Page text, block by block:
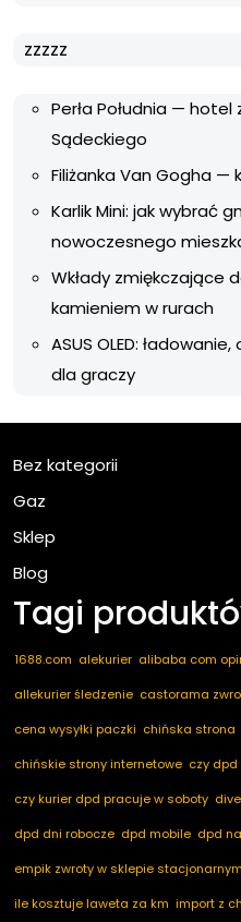
zzzzz
Perła Południa — hotel
Sądeckiego
Filiżanka Van Gogha —
Karlik Mini: jak wybrać
nowoczesnego
Wkłady zmiękczające
kamieniem w rurach
ASUS OLED:
dla graczy
Bez kategorii
Gaz
Sklep
Blog
Tagi
1688.com alekurier alibaba com
allekurier śledzenie castorama
cena wysyłki paczki chińska strona
chińskie strony internetowe czy
czy kurier dpd pracuje w soboty
dpd dni robocze dpd mobile dpd
empik zwroty w sklepie stacjonarnym
ile kosztuje laweta za km import z